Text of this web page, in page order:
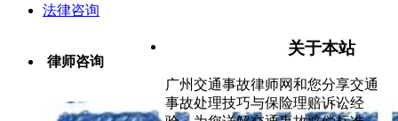
法律咨询
律师咨询
关于本站
广州交通事故律师网和您分享交通
事故处理技巧与保险理赔诉讼经